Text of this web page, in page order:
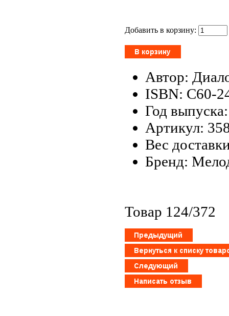
Добавить в корзину:
Автор:
ISBN: С60-
Год
Артикул:
Вес
Бренд:
Товар 124/372